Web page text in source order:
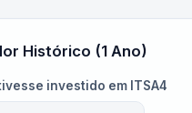
Histórico (1 Ano)
investido em ITSA4